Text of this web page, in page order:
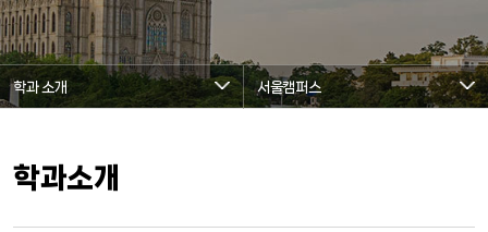
입학(Admission)
입학(Admission)
학과 소개 서울캠퍼스
학과소개